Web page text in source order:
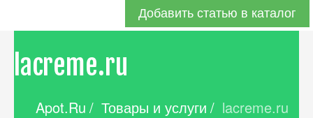
Добавить статью в каталог
lacreme.ru
Apot.Ru / Товары и услуги / lacreme.ru